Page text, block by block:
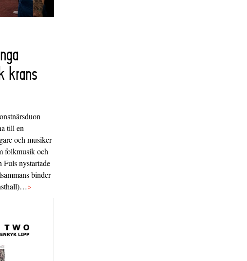
krans
till en
och musiker
folkmusik och
Fuls nystartade
binder
>